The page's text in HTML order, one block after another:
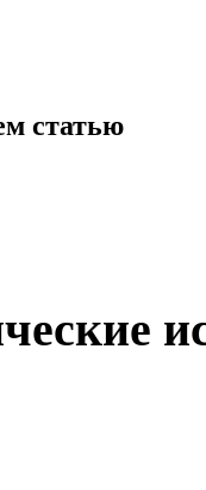
статью